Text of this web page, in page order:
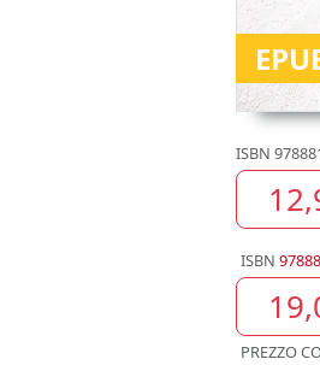
ISBN
ISBN
PREZZO